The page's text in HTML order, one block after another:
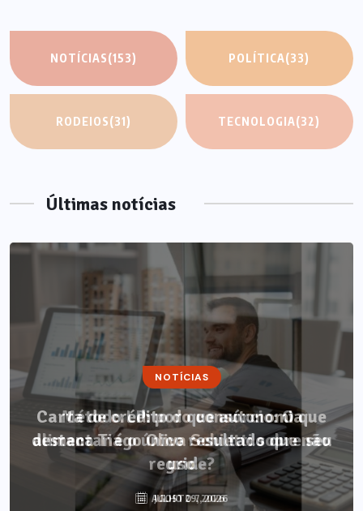
NOTÍCIAS(153) POLÍTICA(33)
RODEIOS(31) TECNOLOGIA(32)
Últimas notícias
NOTÍCIAS
Método LP: por que autonomia
alimentar é o único resultado que não
regride?
AGOSTO 7, 2026